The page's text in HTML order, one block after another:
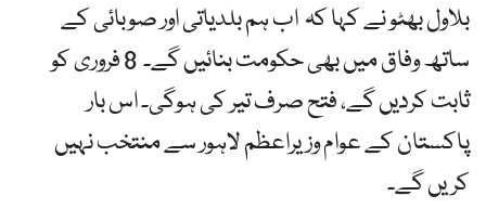
بلاول بھٹو نے کہا کہ اب ہم بلدیاتی اور صوبائی کے
ساتھ وفاق میں بھی حکومت بنائیں گے۔ 8 فروری کو
ثابت کردیں گے، فتح صرف تیر کی ہوگی۔ اس بار
پاکستان کے عوام وزیراعظم لاہور سے منتخب نہیں
کریں گے۔